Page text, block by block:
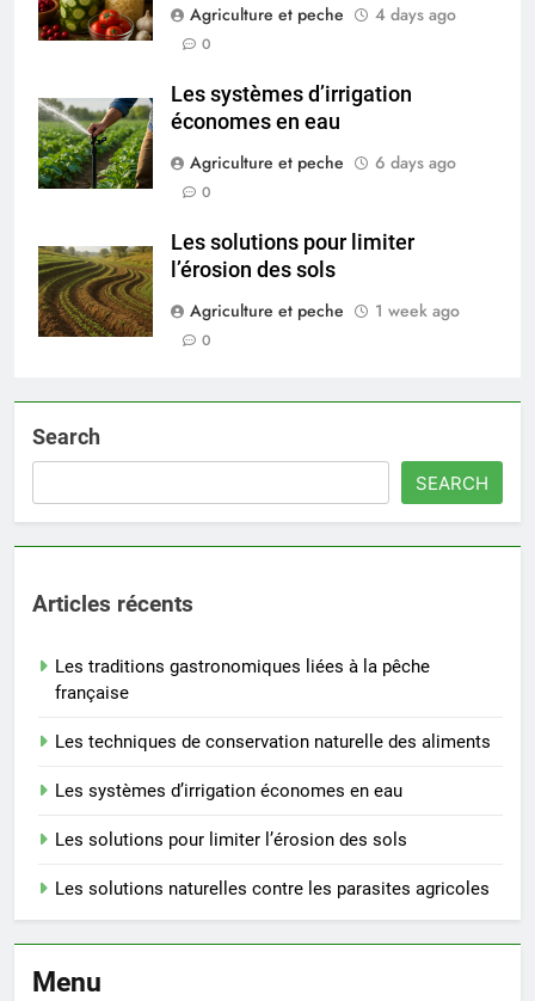
Agriculture et peche
4 days ago
0
Les systèmes d’irrigation
économes en eau
Agriculture et peche
6 days ago
0
Les solutions pour limiter
l’érosion des sols
Agriculture et peche
1 week ago
0
Search
SEARCH
Articles récents
Les traditions gastronomiques liées à la pêche
française
Les techniques de conservation naturelle des aliments
Les systèmes d’irrigation économes en eau
Les solutions pour limiter l’érosion des sols
Les solutions naturelles contre les parasites agricoles
Menu